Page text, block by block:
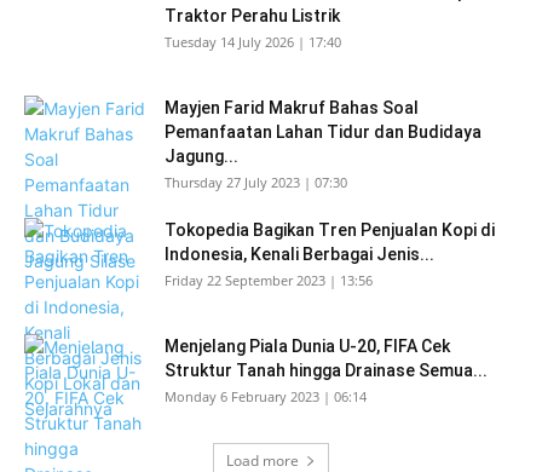
Traktor Perahu Listrik
Tuesday 14 July 2026 | 17:40
Mayjen Farid Makruf Bahas Soal
Pemanfaatan Lahan Tidur dan Budidaya
Jagung...
Thursday 27 July 2023 | 07:30
Tokopedia Bagikan Tren Penjualan Kopi di
Indonesia, Kenali Berbagai Jenis...
Friday 22 September 2023 | 13:56
Menjelang Piala Dunia U-20, FIFA Cek
Struktur Tanah hingga Drainase Semua...
Monday 6 February 2023 | 06:14
Load more